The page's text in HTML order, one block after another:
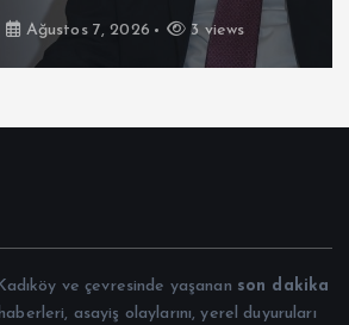
Ağustos 7, 2026 3 views
ve çevresinde yaşanan son dakika
asayiş olaylarını, yerel duyuruları